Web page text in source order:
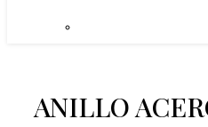
ANILLO